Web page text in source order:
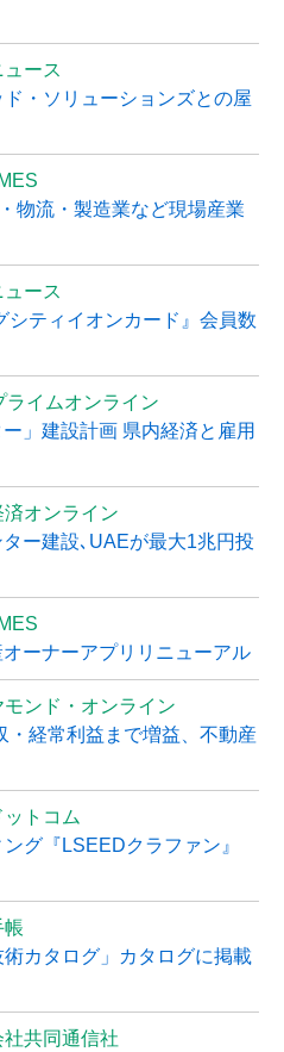
ース
・ソリューションズとの屋
物流・製造業など現場産業
ース
シティイオンカード』会員数
ライムオンライン
」建設計画 県内経済と雇用
済オンライン
ー建設､UAEが最大1兆円投
オーナーアプリリニューアル
モンド・オンライン
・経常利益まで増益、不動産
ットコム
グ『LSEEDクラファン』
帳
術カタログ」カタログに掲載
社共同通信社